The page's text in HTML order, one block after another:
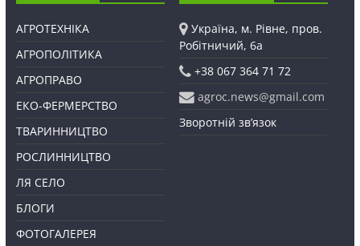
АГРОТЕХНІКА
АГРОПОЛІТИКА
АГРОПРАВО
ЕКО-ФЕРМЕРСТВО
ТВАРИННИЦТВО
РОСЛИННИЦТВО
ЛЯ СЕЛО
БЛОГИ
ФОТОГАЛЕРЕЯ
Україна, м. Рівне, пров.
Робітничий, 6а
+38 067 364 71 72
agroc.news@gmail.com
Зворотній зв’язок